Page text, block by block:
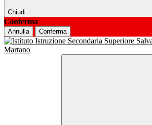
Chiudi
Conferma
Annulla Conferma